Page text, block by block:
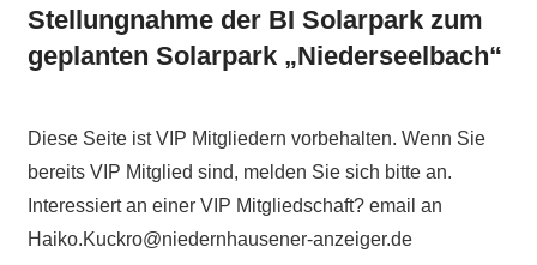
Stellungnahme der BI Solarpark zum
geplanten Solarpark „Niederseelbach“
Diese Seite ist VIP Mitgliedern vorbehalten. Wenn Sie
bereits VIP Mitglied sind, melden Sie sich bitte an.
Interessiert an einer VIP Mitgliedschaft? email an
Haiko.Kuckro@niedernhausener-anzeiger.de